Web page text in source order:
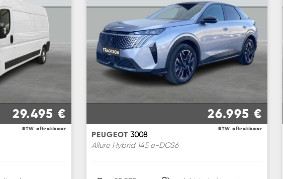
29.495 €
BTW aftrekbaar
26.995 €
BTW aftrekbaar
PEUGEOT 3008
Allure Hybrid 145 e-DCS6